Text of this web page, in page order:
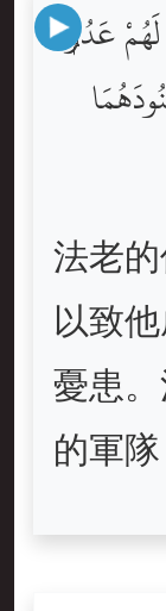
عَدُوًّۭا
法老
以致
憂患
的軍